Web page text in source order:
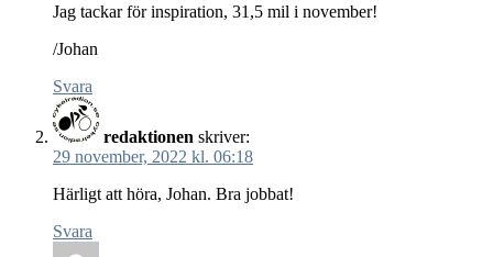
Jag tackar för inspiration, 31,5 mil i november!
/Johan
Svara
redaktionen skriver:
29 november, 2022 kl. 06:18
Härligt att höra, Johan. Bra jobbat!
Svara